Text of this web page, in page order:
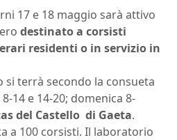
17 e 18 maggio sarà attivo
destinato a corsisti
residenti o in servizio in
terrà secondo la consueta
14 e 14-20; domenica 8-
del Castello di Gaeta.
a 100 corsisti. Il laboratorio